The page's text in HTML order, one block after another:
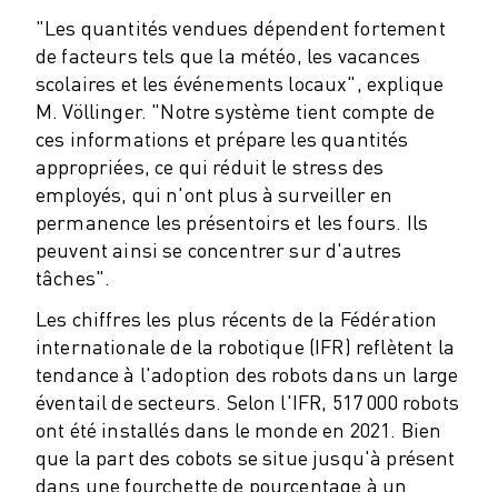
PEINTURE
PALETTISATION
SOUDAGE PAR POINTS
INSPECTION DE LA VISION
DÉCOUPAGE PAR FIL EDM
TÉMOIGNAGES
SERVICE CLIENTÈLE
SERVICE CLIENTÈLE
FANUC PLANS
SUPPORT TECHNIQUE À DISTANCE
PIÈCES DE RECHANGE
REMISE À NEUF
OUTILS DE SERVICE NUMÉRIQUE
E-STORE
CENTRE DE TÉLÉCHARGEMENT " MYFANUC
"Les quantités vendues dépendent fortement
de facteurs tels que la météo, les vacances
scolaires et les événements locaux", explique
M. Völlinger. "Notre système tient compte de
ces informations et prépare les quantités
appropriées, ce qui réduit le stress des
employés, qui n'ont plus à surveiller en
permanence les présentoirs et les fours. Ils
peuvent ainsi se concentrer sur d'autres
tâches".
Les chiffres les plus récents de la Fédération
internationale de la robotique (IFR) reflètent la
tendance à l'adoption des robots dans un large
éventail de secteurs. Selon l'IFR, 517 000 robots
ont été installés dans le monde en 2021. Bien
que la part des cobots se situe jusqu'à présent
dans une fourchette de pourcentage à un